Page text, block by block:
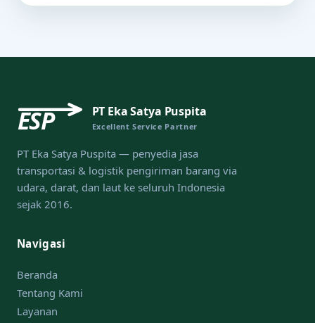
ESP PT Eka Satya Puspita
Excellent Service Partner
PT Eka Satya Puspita — penyedia jasa
transportasi & logistik pengiriman barang via
udara, darat, dan laut ke seluruh Indonesia
sejak 2016.
Navigasi
Beranda
Tentang Kami
Layanan